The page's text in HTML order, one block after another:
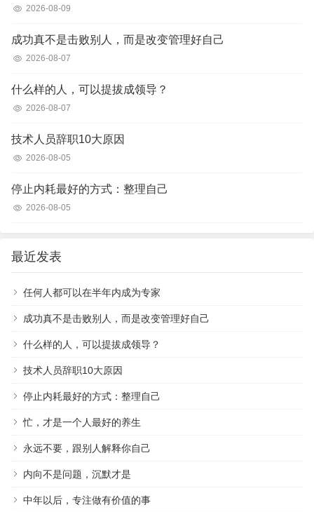
2026-08-09
成功真不是击败别人，而是改变管理好自己
2026-08-07
什么样的人，可以提拔成领导？
2026-08-07
技术人员辞职10大原因
2026-08-05
停止内耗最好的方式：整理自己
2026-08-05
最近发表
任何人都可以在半年内成为专家
成功真不是击败别人，而是改变管理好自己
什么样的人，可以提拔成领导？
技术人员辞职10大原因
停止内耗最好的方式：整理自己
忙，才是一个人最好的养生
永远不要，跟别人解释你自己
内向不是问题，沉默才是
中年以后，专注做有价值的事